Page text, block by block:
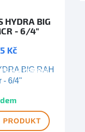
HYDRA BIG
- 6/4"
Kč
ZDARMA
PRODUKT